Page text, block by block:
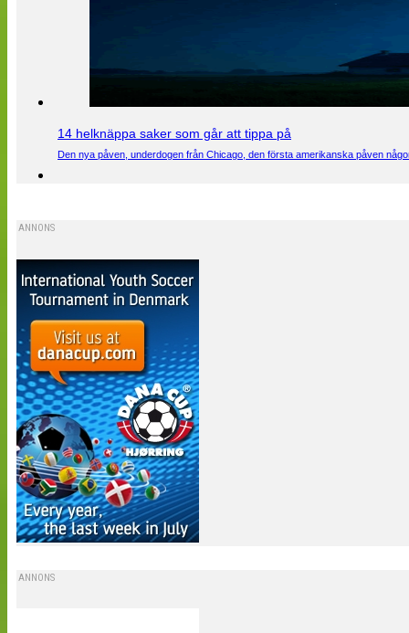
14 helknäppa saker som går att tippa på
Den nya påven, underdogen från Chicago, den första amerikanska påven
ANNONS
ANNONS